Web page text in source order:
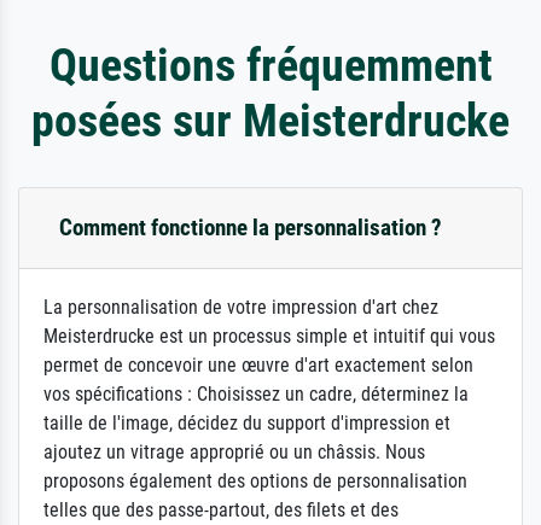
Questions fréquemment
posées sur Meisterdrucke
Comment fonctionne la personnalisation ?
La personnalisation de votre impression d'art chez
Meisterdrucke est un processus simple et intuitif qui vous
permet de concevoir une œuvre d'art exactement selon
vos spécifications : Choisissez un cadre, déterminez la
taille de l'image, décidez du support d'impression et
ajoutez un vitrage approprié ou un châssis. Nous
proposons également des options de personnalisation
telles que des passe-partout, des filets et des